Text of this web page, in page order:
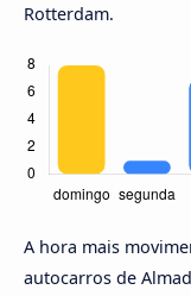
Rotterdam.
A hora mais
autocarros de